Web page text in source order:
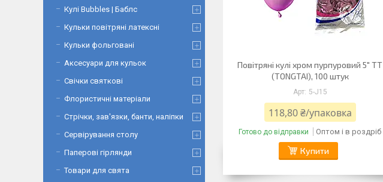
Повітряні кулі хром пурпуровий 5" TT
(TONGTAI), 100 штук
5-J15
118,80 ₴/упаковка
Готово до відправки Оптом і в роздріб
Купити
Кулі Bubbles | Баблс
Кульки повітряні латексні
Кульки фольговані
Аксесуари для кульок
Свічки святкові
Флористичні матеріали
Стрічки, зав'язки, банти, наліпки
Сервірування столу
Паперові гірлянди
Товари для свята